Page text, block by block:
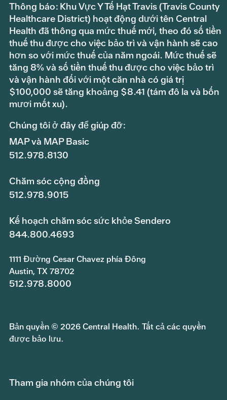
Thông báo: Khu Vực Y Tế Hạt Travis (Travis County
Healthcare District) hoạt động dưới tên Central
Health đã thông qua mức thuế mới, theo đó số tiền
thuế thu được cho việc bảo trì và vận hành sẽ cao
hơn so với mức thuế của năm ngoái. Mức thuế sẽ
tăng 8% và số tiền thuế thu được cho việc bảo trì
và vận hành đối với một căn nhà có giá trị
$100,000 sẽ tăng khoảng $8.41 (tám đô la và bốn
mươi mốt xu).
Chúng tôi ở đây để giúp đỡ:
MAP và MAP Basic
512.978.8130
Chăm sóc cộng đồng
512.978.9015
Kế hoạch chăm sóc sức khỏe Sendero
844.800.4693
1111 Đường Cesar Chavez phía Đông
Austin, TX 78702
512.978.8000
Bản quyền © 2026 Central Health. Tất cả các quyền
được bảo lưu.
Tham gia nhóm của chúng tôi